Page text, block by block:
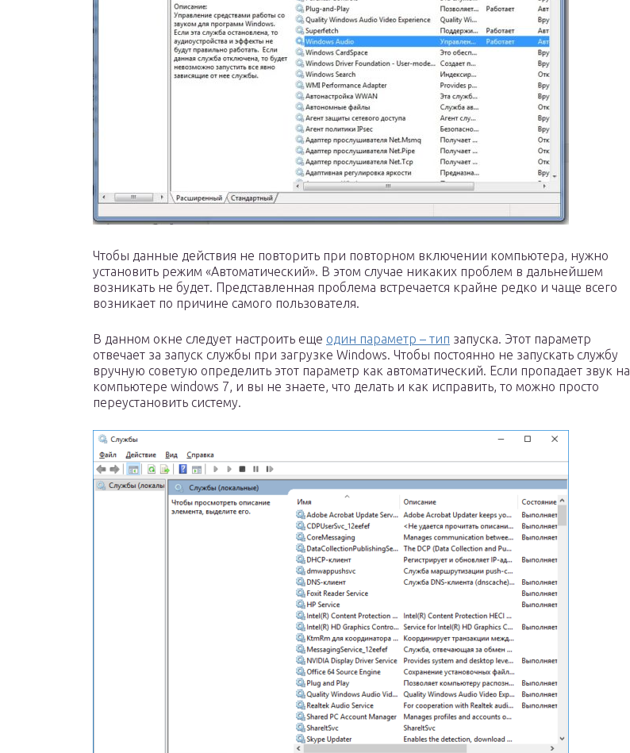
Чтобы данные действия не повторить при повторном включении компьютера, нужно
установить режим «Автоматический». В этом случае никаких проблем в дальнейшем
возникать не будет. Представленная проблема встречается крайне редко и чаще всего
возникает по причине самого пользователя.
В данном окне следует настроить еще один параметр – тип запуска. Этот параметр
отвечает за запуск службы при загрузке Windows. Чтобы постоянно не запускать службу
вручную советую определить этот параметр как автоматический. Если пропадает звук на
компьютере windows 7, и вы не знаете, что делать и как исправить, то можно просто
переустановить систему.